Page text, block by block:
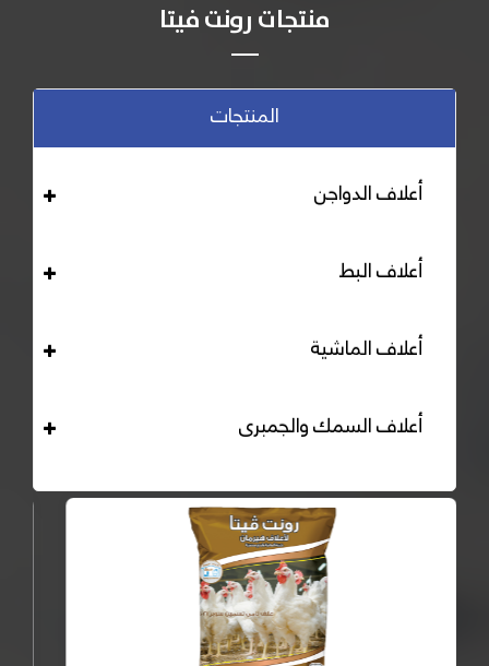
منتجات رونت فيتا
المنتجات
أعلاف الدواجن
أعلاف البط
أعلاف الماشية
أعلاف السمك والجمبرى